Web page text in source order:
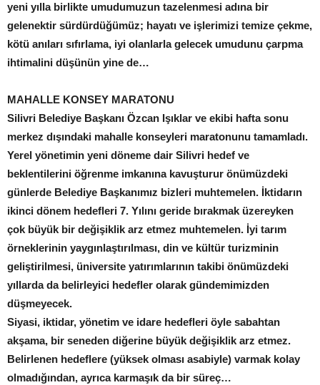
yeni yılla birlikte umudumuzun tazelenmesi adına bir
gelenektir sürdürdüğümüz; hayatı ve işlerimizi temize çekme,
kötü anıları sıfırlama, iyi olanlarla gelecek umudunu çarpma
ihtimalini düşünün yine de…
MAHALLE KONSEY MARATONU
Silivri Belediye Başkanı Özcan Işıklar ve ekibi hafta sonu
merkez dışındaki mahalle konseyleri maratonunu tamamladı.
Yerel yönetimin yeni döneme dair Silivri hedef ve
beklentilerini öğrenme imkanına kavuşturur önümüzdeki
günlerde Belediye Başkanımız bizleri muhtemelen. İktidarın
ikinci dönem hedefleri 7. Yılını geride bırakmak üzereyken
çok büyük bir değişiklik arz etmez muhtemelen. İyi tarım
örneklerinin yaygınlaştırılması, din ve kültür turizminin
geliştirilmesi, üniversite yatırımlarının takibi önümüzdeki
yıllarda da belirleyici hedefler olarak gündemimizden
düşmeyecek.
Siyasi, iktidar, yönetim ve idare hedefleri öyle sabahtan
akşama, bir seneden diğerine büyük değişiklik arz etmez.
Belirlenen hedeflere (yüksek olması asabiyle) varmak kolay
olmadığından, ayrıca karmaşık da bir süreç…